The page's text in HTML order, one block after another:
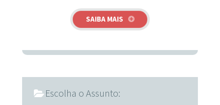
SAIBA MAIS
Escolha o Assunto: